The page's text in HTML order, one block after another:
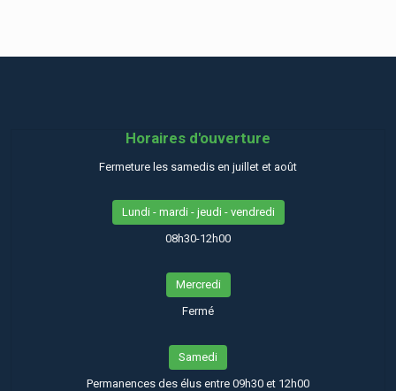
Horaires d'ouverture
Fermeture les samedis en juillet et août
Lundi - mardi - jeudi - vendredi
08h30-12h00
Mercredi
Fermé
Samedi
Permanences des élus entre 09h30 et 12h00